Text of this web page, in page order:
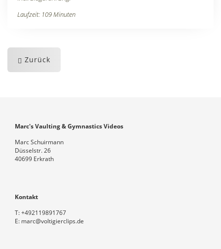
Laufzeit: 109 Minuten
Zurück
Marc's Vaulting & Gymnastics Videos
Marc Schuirmann
Düsselstr. 26
40699 Erkrath
Kontakt
T:+492119891767
E: marc@voltigierclips.de